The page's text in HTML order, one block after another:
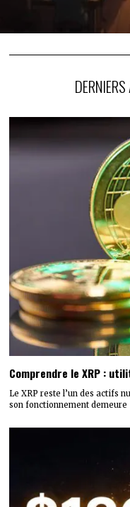
Comprendre le XRP :
Le XRP reste l’un des actifs
son fonctionnement demeure